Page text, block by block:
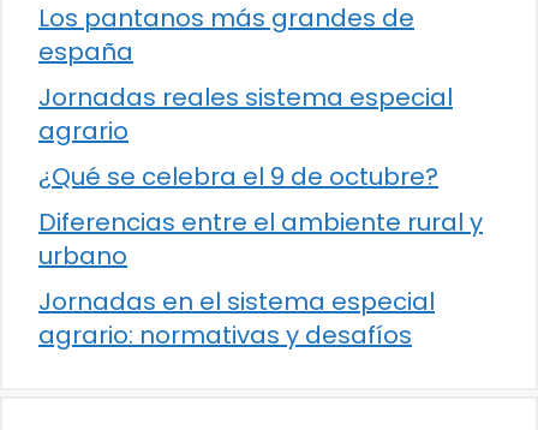
Los pantanos más grandes de
españa
Jornadas reales sistema especial
agrario
¿Qué se celebra el 9 de octubre?
Diferencias entre el ambiente rural y
urbano
Jornadas en el sistema especial
agrario: normativas y desafíos